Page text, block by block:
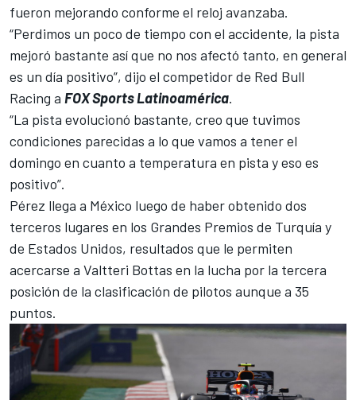
fueron mejorando conforme el reloj avanzaba.
“Perdimos un poco de tiempo con el accidente, la pista
mejoró bastante así que no nos afectó tanto, en general
es un día positivo”, dijo el competidor de Red Bull
Racing a FOX Sports Latinoamérica.
“La pista evolucionó bastante, creo que tuvimos
condiciones parecidas a lo que vamos a tener el
domingo en cuanto a temperatura en pista y eso es
positivo”.
Pérez llega a México luego de haber obtenido dos
terceros lugares en los Grandes Premios de Turquía y
de Estados Unidos, resultados que le permiten
acercarse a Valtteri Bottas en la lucha por la tercera
posición de la clasificación de pilotos aunque a 35
puntos.